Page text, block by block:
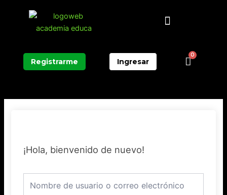
Menú
Registrarme Ingresar
0
¡Hola, bienvenido de nuevo!